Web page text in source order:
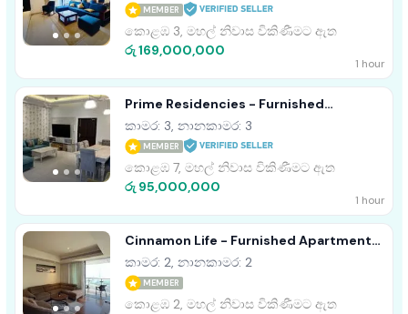
MEMBER
කොළඹ 3, මහල් නිවාස විකිණීමට ඇත
රු 169,000,000
1 hour
Prime Residencies - Furnished
Apartment For Sale A41989
කාමර: 3, නානකාමර: 3
MEMBER
කොළඹ 7, මහල් නිවාස විකිණීමට ඇත
රු 95,000,000
1 hour
Cinnamon Life - Furnished Apartment
For Sale A41617, Colombo 02
කාමර: 2, නානකාමර: 2
MEMBER
කොළඹ 2, මහල් නිවාස විකිණීමට ඇත